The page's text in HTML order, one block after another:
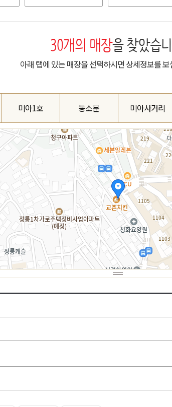
30개의 매장을 찾았습
아래 탭에 있는 매장을 선택하시면 상세정보를
미아1호 동소문 미아사거리